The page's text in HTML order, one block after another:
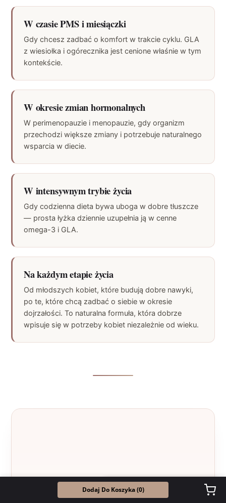
W czasie PMS i miesiączki
Gdy chcesz zadbać o komfort w trakcie cyklu. GLA
z wiesiołka i ogórecznika jest cenione właśnie w tym
kontekście.
W okresie zmian hormonalnych
W perimenopauzie i menopauzie, gdy organizm
przechodzi większe zmiany i potrzebuje naturalnego
wsparcia w diecie.
W intensywnym trybie życia
Gdy codzienna dieta bywa uboga w dobre tłuszcze
— prosta łyżka dziennie uzupełnia ją w cenne
omega-3 i GLA.
Na każdym etapie życia
Od młodszych kobiet, które budują dobre nawyki,
po te, które chcą zadbać o siebie w okresie
dojrzałości. To naturalna formuła, która dobrze
wpisuje się w potrzeby kobiet niezależnie od wieku.
Opinie Google: ★★★★★ 5,0 (1247)×
Dodaj Do Koszyka (0)